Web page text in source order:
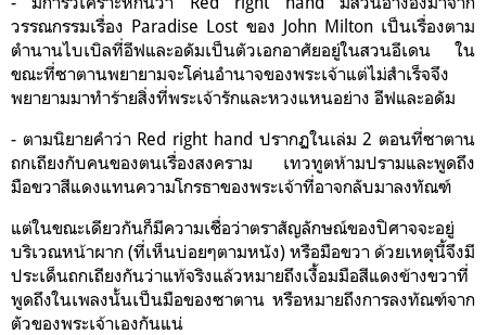
วรรณกรรมเรื่อง Paradise Lost ของ John Milton เป็นเรื่องตาม
ตำนานไบเบิลที่อีฟและอดัมเป็นตัวเอกอาศัยอยู่ในสวนอีเดน ใน
ขณะที่ซาตานพยายามจะโค่นอำนาจของพระเจ้าแต่ไม่สำเร็จจึง
พยายามมาทำร้ายสิ่งที่พระเจ้ารักและหวงแหนอย่าง อีฟและอดัม
- ตามนิยายคำว่า Red right hand ปรากฏในเล่ม 2 ตอนที่ซาตาน
ถกเถียงกับคนของตนเรื่องสงคราม เทวทูตห้ามปรามและพูดถึง
มือขวาสีแดงแทนความโกรธาของพระเจ้าที่อาจกลับมาลงทัณฑ์
แต่ในขณะเดียวกันก็มีความเชื่อว่าตราสัญลักษณ์ของปิศาจจะอยู่
บริเวณหน้าผาก (ที่เห็นบ่อยๆตามหนัง) หรือมือขวา ด้วยเหตุนี้จึงมี
ประเด็นถกเถียงกันว่าแท้จริงแล้วหมายถึงเงื้อมมือสีแดงข้างขวาที่
พูดถึงในเพลงนั้นเป็นมือของซาตาน หรือหมายถึงการลงทัณฑ์จาก
ตัวของพระเจ้าเองกันแน่